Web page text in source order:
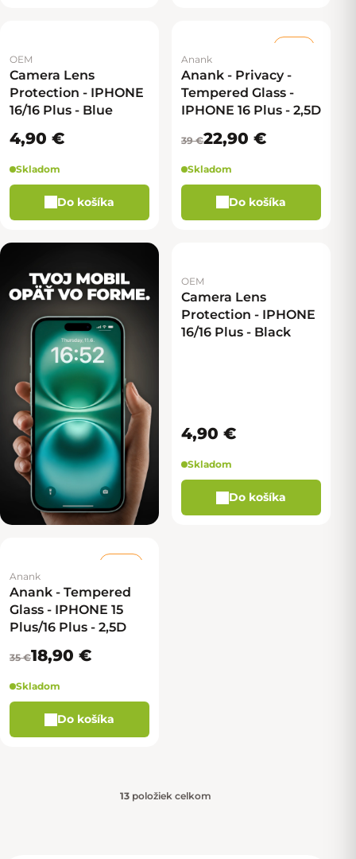
OEM
Camera Lens
Protection - IPHONE
16/16 Plus - Blue
4,90 €
Skladom
Do košíka
Anank
Anank - Privacy -
Tempered Glass -
IPHONE 16 Plus - 2,5D
39 €22,90 €
Skladom
Do košíka
OEM
Camera Lens
Protection - IPHONE
16/16 Plus - Black
4,90 €
Skladom
Do košíka
Anank
Anank - Tempered
Glass - IPHONE 15
Plus/16 Plus - 2,5D
35 €18,90 €
Skladom
Do košíka
13položiek celkom